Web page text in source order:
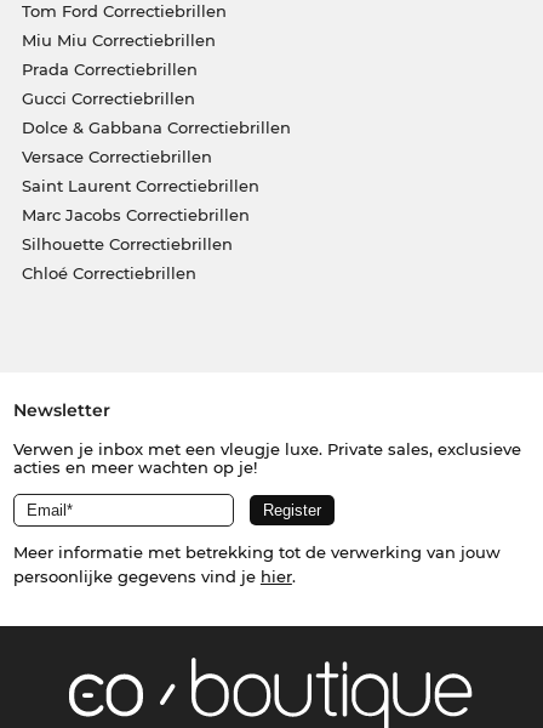
Tom Ford Correctiebrillen
Miu Miu Correctiebrillen
Prada Correctiebrillen
Gucci Correctiebrillen
Dolce & Gabbana Correctiebrillen
Versace Correctiebrillen
Saint Laurent Correctiebrillen
Marc Jacobs Correctiebrillen
Silhouette Correctiebrillen
Chloé Correctiebrillen
Newsletter
Verwen je inbox met een vleugje luxe. Private sales, exclusieve
acties en meer wachten op je!
Meer informatie met betrekking tot de verwerking van jouw
persoonlijke gegevens vind je hier.